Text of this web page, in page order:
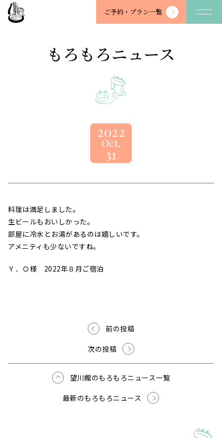
望
川
ご予約・ プラン一覧
もろもろニュース
2022
Oct.
31
料理は満足しました。
生ビールもおいしかった。
部屋に冷水とお湯があるのは嬉しいです。
アメニティも少ないですね。
Ｙ．Ｏ様 2022年８月ご宿泊
前の投稿
次の投稿
望川館のもろもろニュース一覧
最新のもろもろニュース